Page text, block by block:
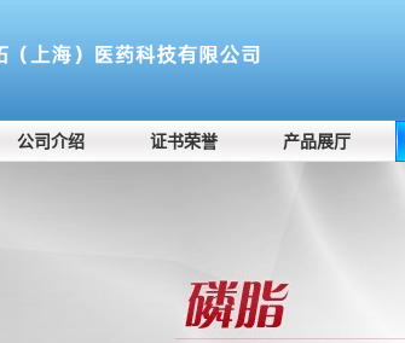
公司介绍 证书荣誉 产品展厅